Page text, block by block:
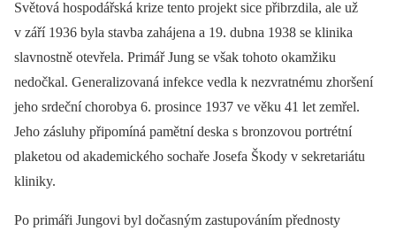
Světová hospodářská krize tento projekt sice přibrzdila, ale už
v září 1936 byla stavba zahájena a 19. dubna 1938 se klinika
slavnostně otevřela. Primář Jung se však tohoto okamžiku
nedočkal. Generalizovaná infekce vedla k nezvratnému zhoršení
jeho srdeční chorobya 6. prosince 1937 ve věku 41 let zemřel.
Jeho zásluhy připomíná pamětní deska s bronzovou portrétní
plaketou od akademického sochaře Josefa Škody v sekretariátu
kliniky.
Po primáři Jungovi byl dočasným zastupováním přednosty